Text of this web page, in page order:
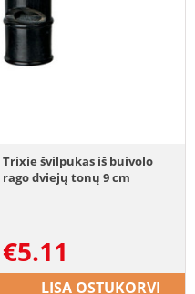
Trixie švilpukas iš buivolo
rago dviejų tonų 9 cm
€5.11
LISA OSTUKORVI